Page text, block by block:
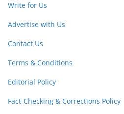
Write for Us
Advertise with Us
Contact Us
Terms & Conditions
Editorial Policy
Fact-Checking & Corrections Policy